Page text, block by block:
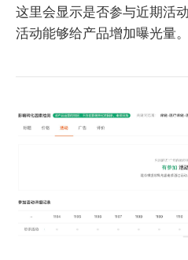
这里会显示是否参与近期活
活动能够给产品增加曝光量。